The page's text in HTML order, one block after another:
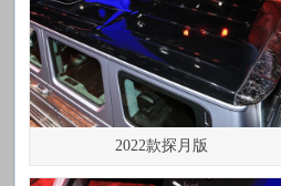
2022款探月版